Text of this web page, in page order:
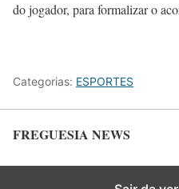
do jogador, para formalizar o
Categorias: ESPORTES
FREGUESIA NEWS